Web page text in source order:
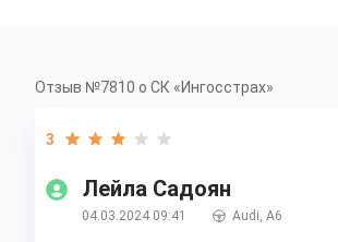
Отзыв №7810 о СК «Ингосстрах»
Лейла Садоян
3
04.03.2024 09:41 Audi, A6